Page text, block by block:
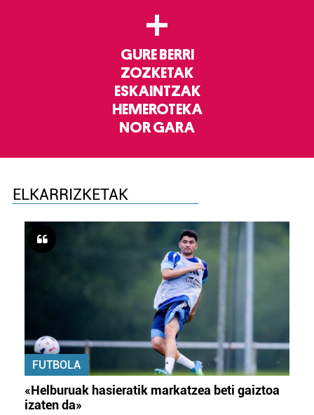
+
GURE BERRI
ZOZKETAK
ESKAINTZAK
HEMEROTEKA
NOR GARA
ELKARRIZKETAK
FUTBOLA
«Helburuak hasieratik markatzea beti gaiztoa
izaten da»